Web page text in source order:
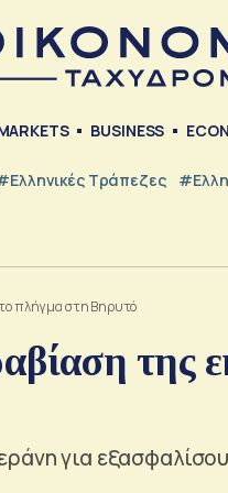
BUSINESS
Τράπεζες
το πλήγμα στη Βηρυτό
της
για